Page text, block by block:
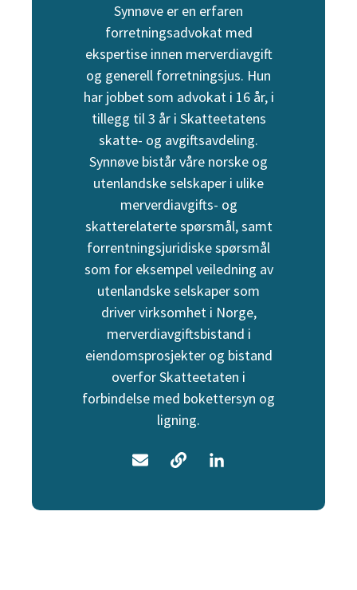
Synnøve er en erfaren
forretningsadvokat med
ekspertise innen merverdiavgift
og generell forretningsjus. Hun
har jobbet som advokat i 16 år, i
tillegg til 3 år i Skatteetatens
skatte- og avgiftsavdeling.
Synnøve bistår våre norske og
utenlandske selskaper i ulike
merverdiavgifts- og
skatterelaterte spørsmål, samt
forrentningsjuridiske spørsmål
som for eksempel veiledning av
utenlandske selskaper som
driver virksomhet i Norge,
merverdiavgiftsbistand i
eiendomsprosjekter og bistand
overfor Skatteetaten i
forbindelse med bokettersyn og
ligning.